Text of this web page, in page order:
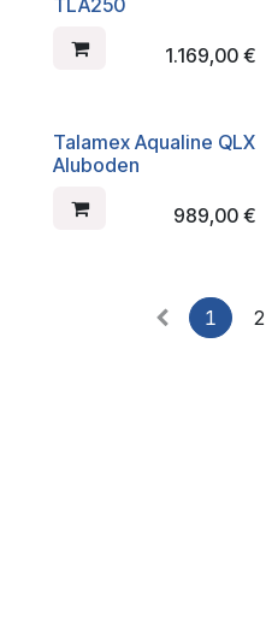
TLA250
1.169,00 €
Talamex Aqualine QLX
Aluboden
989,00 €
1 2